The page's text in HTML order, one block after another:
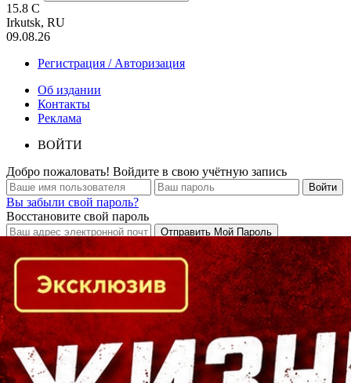
15.8 C
Irkutsk, RU
09.08.26
Регистрация / Авторизация
Об издании
Контакты
Реклама
ВОЙТИ
Добро пожаловать! Войдите в свою учётную запись
Вы забыли свой пароль?
Восстановите свой пароль
Кто есть кто в Байкальском регионе